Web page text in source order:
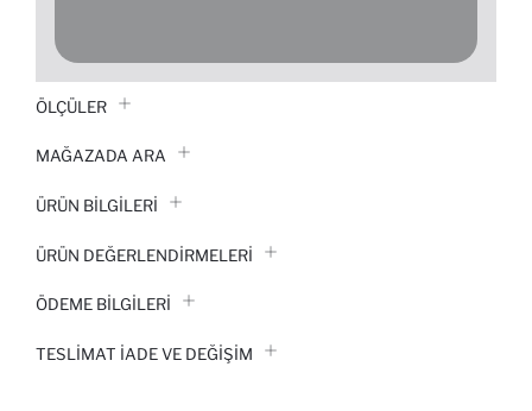
ÖLÇÜLER
MAĞAZADA ARA
ÜRÜN BILGILERI
ÜRÜN DEĞERLENDİRMELERİ
ÖDEME BİLGİLERİ
TESLIMAT İADE VE DEĞIŞIM